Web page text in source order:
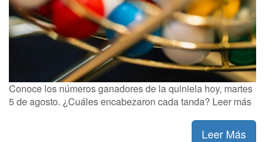
Conoce los números ganadores de la quiniela hoy, martes
5 de agosto. ¿Cuáles encabezaron cada tanda? Leer más
Leer Más